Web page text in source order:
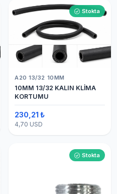
Stokta
A20 13/32 10MM
10MM 13/32 KALIN KLİMA
KORTUMU
230,21 ₺
4,70 USD
Stokta